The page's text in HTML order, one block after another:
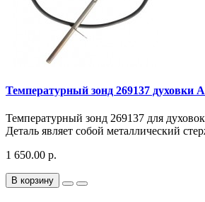
Температурный зонд 269137 духовки
Температурный зонд 269137 для
Деталь являет собой металлический
1 650.00 р.
В корзину